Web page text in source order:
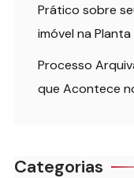
Prático sobre
imóvel na Planta
Processo
que Acontece
Categorias